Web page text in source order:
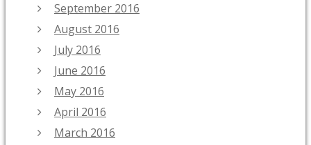
September 2016
August 2016
July 2016
June 2016
May 2016
April 2016
March 2016